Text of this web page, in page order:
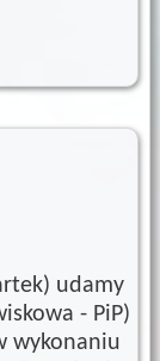
udamy
- PiP)
wykonaniu